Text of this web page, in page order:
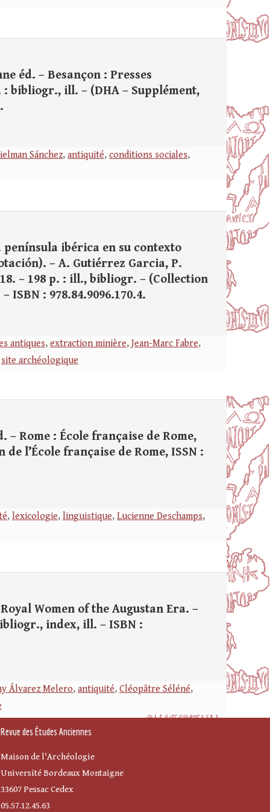
éd. – Besançon : Presses
: bibliogr., ill. – (DHA – Supplément,
Sánchez, antiquité, conditions sociales,
ibérica en su contexto
– A. Gutiérrez Garcia, P.
– 198 p. : ill., bibliogr. – (Collection
ISBN : 978.84.9096.170.4.
antiques, extraction minière, Jean-Marc Fabre,
site archéologique
Rome : École française de Rome,
l’École française de Rome, ISSN :
, lexicologie, linguistique, Lucienne Deschamps,
Women of the Augustan Era. –
index, ill. – ISBN :
Álvarez Melero, antiquité, Cléopâtre Séléné,
Revue des Études Anciennes
Maison de l'Archéologie
Université Bordeaux Montaigne
33607 Pessac Cedex
05.57.12.45.63